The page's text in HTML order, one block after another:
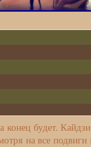
конец будет.
на все подвиги